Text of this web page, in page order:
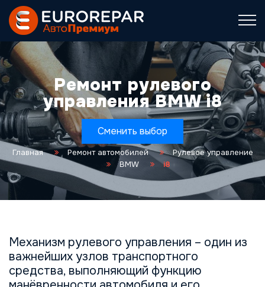
Ремонт рулевого
управления BMW i8
Сменить выбор
Главная Ремонт автомобилей
Рулевое управление
BMW
i8
Механизм рулевого управления – один из
важнейших узлов транспортного
средства, выполняющий функцию